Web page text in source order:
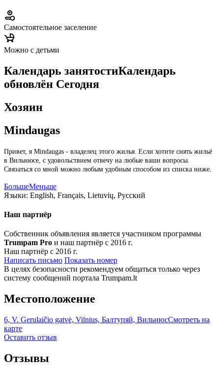
Самостоятельное заселение
Можно с детьми
Календарь занятостиКалендарь
обновлён Сегодня
Хозяин
Mindaugas
Привет, я Mindaugas - владелец этого жилья. Если хотите снять жильё
в Вильнюсе, с удовольствием отвечу на любые ваши вопросы.
Связаться со мной можно любым удобным способом из списка ниже.
БольшеМеньше
Языки: English, Français, Lietuvių, Русский
Наш партнёр
Собственник объявления является участником программы
Trumpam Pro и наш партнёр с 2016 г.
Наш партнёр с 2016 г.
Написать письмо Показать номер
В целях безопасности рекомендуем общаться только через
систему сообщений портала Trumpam.lt
Местоположение
6, V. Gerulaičio gatvė, Vilnius, Балтупяй, ВильнюсСмотреть на
карте
Оставить отзыв
Отзывы